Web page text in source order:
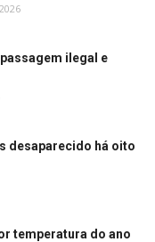
ilegal e
desaparecido há oito
temperatura do ano